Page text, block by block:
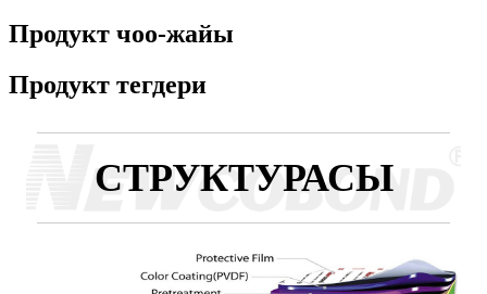
Продукт чоо-жайы
Продукт тегдери
СТРУКТУРАСЫ